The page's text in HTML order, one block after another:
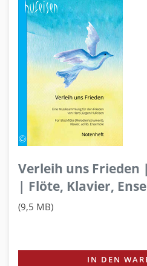
Verleih uns Frieden
| Flöte, Klavier,
(9,5 MB)
IN DEN